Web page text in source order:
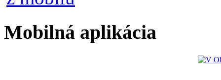
Mobilná aplikácia